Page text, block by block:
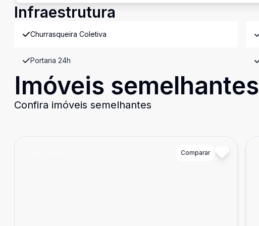
Infraestrutura
Churrasqueira Coletiva
Portaria 24h
Imóveis semelhantes
Confira imóveis semelhantes
Comparar